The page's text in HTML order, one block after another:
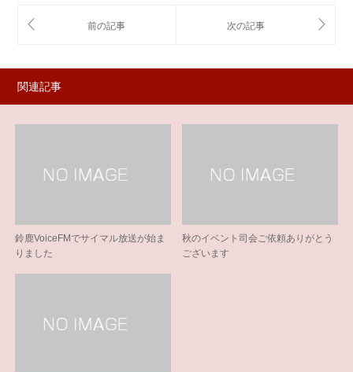
関連記事
鈴鹿VoiceFMでサイマル放送が始ま
りました
秋のイベント司会ご依頼ありがとう
ございます